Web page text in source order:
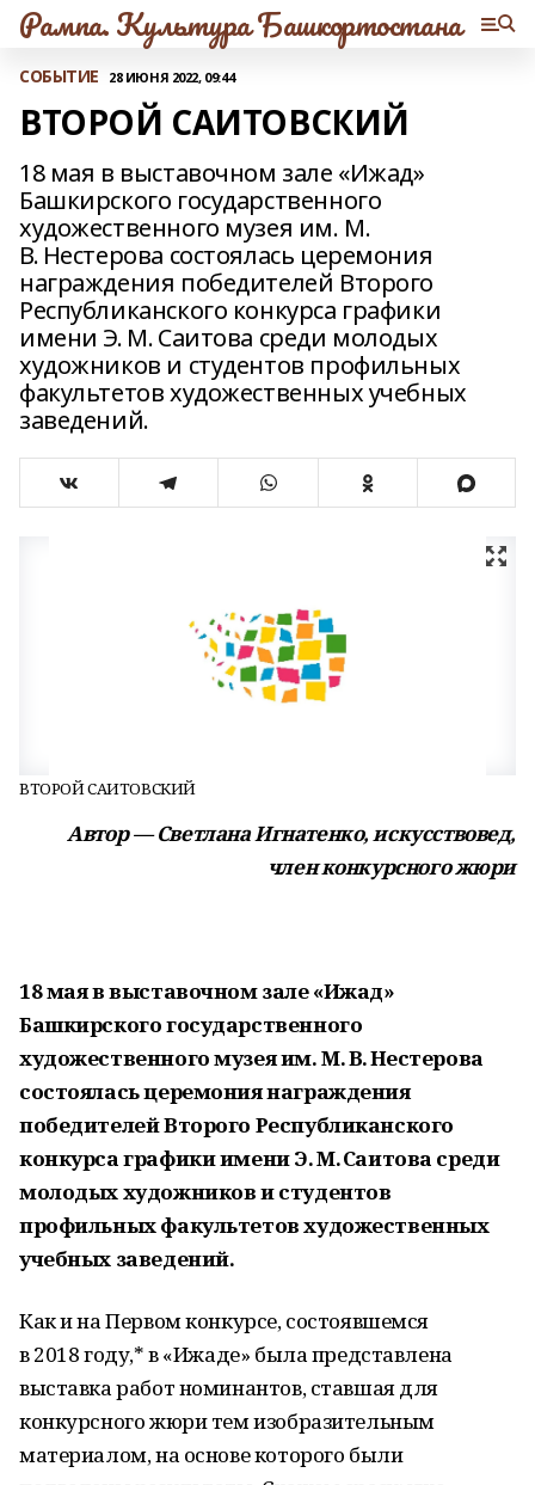
Рампа. Культура Башкортостана
СОБЫТИЕ 28 ИЮНЯ 2022, 09:44
ВТОРОЙ САИТОВСКИЙ
18 мая в выставочном зале «Ижад»
Башкирского государственного
художественного музея им. М.
В. Нестерова состоялась церемония
награждения победителей Второго
Республиканского конкурса графики
имени Э. М. Саитова среди молодых
художников и студентов профильных
факультетов художественных учебных
заведений.
ВТОРОЙ САИТОВСКИЙ
Автор — Светлана Игнатенко, искусствовед,
член конкурсного жюри
18 мая в выставочном зале «Ижад»
Башкирского государственного
художественного музея им. М. В. Нестерова
состоялась церемония награждения
победителей Второго Республиканского
конкурса графики имени Э. М. Саитова среди
молодых художников и студентов
профильных факультетов художественных
учебных заведений.
Как и на Первом конкурсе, состоявшемся
в 2018 году,* в «Ижаде» была представлена
выставка работ номинантов, ставшая для
конкурсного жюри тем изобразительным
материалом, на основе которого были